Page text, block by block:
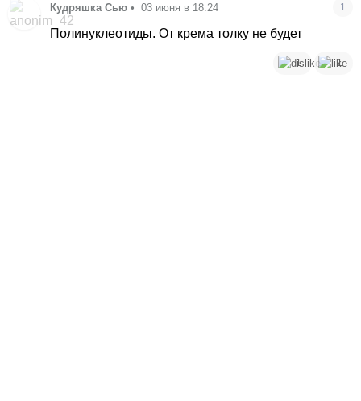
Кудряшка Сью • 03 июня в 18:24 1
Полинуклеотиды. От крема толку не будет
1 1